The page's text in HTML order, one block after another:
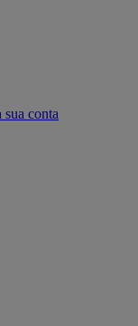
sua conta